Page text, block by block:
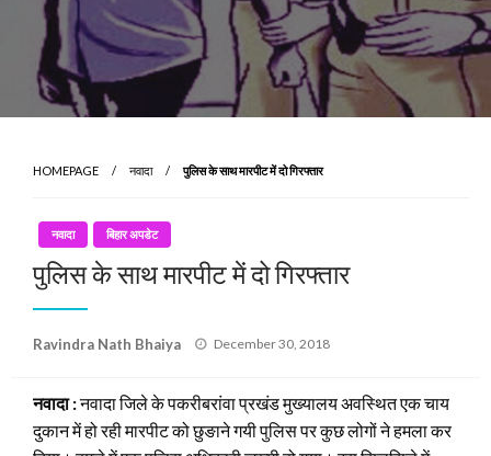
HOMEPAGE नवादा पुलिस के साथ मारपीट में दो गिरफ्तार
नवादा बिहार अपडेट
पुलिस के साथ मारपीट में दो गिरफ्तार
Ravindra Nath Bhaiya
Posted
December 30, 2018
नवादा :नवादा जिले के पकरीबरांवा प्रखंड मुख्यालय अवस्थित एक चाय
दुकान में हो रही मारपीट को छुङाने गयी पुलिस पर कुछ लोगों ने हमला कर